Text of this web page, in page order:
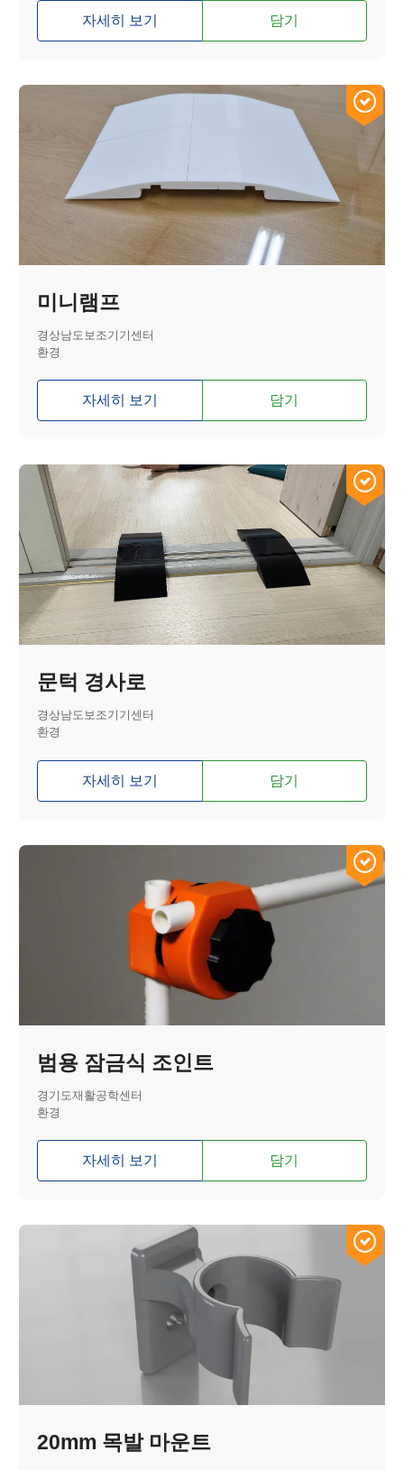
자세히 보기 담기
미니램프
경상남도보조기기센터
환경
자세히 보기 담기
문턱 경사로
경상남도보조기기센터
환경
자세히 보기 담기
범용 잠금식 조인트
경기도재활공학센터
환경
자세히 보기 담기
20mm 목발 마운트